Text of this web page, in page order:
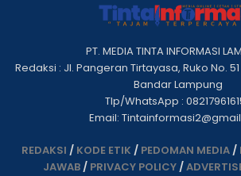
PT. MEDIA TINTA INFORMASI
Redaksi : Jl. Pangeran Tirtayasa, Ruko No. 51
Bandar Lampung
Tlp/WhatsApp :
Email:
REDAKSI / KODE ETIK / PEDOMAN MEDIA/
JAWAB/ PRIVACY POLICY/